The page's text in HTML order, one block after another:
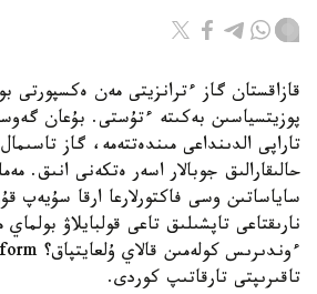
قازاقستان گاز ءترانزيتى مەن ەكسپورتى
پوزيتسياسىن بەكىتە ءتۇستى. بۇعان
تاراپى الدىنداعى مىندەتتەمە، گاز
حالىقارالىق جوبالار اسەر ەتكەنى انىق.
ساياساتىن وسى فاكتورلارعا ارقا سۇيەپ
نارىقتاعى تاپشىلىق تاعى قولبايلاۋ بولماي
تاقىرىپتى تارقاتىپ كوردى.